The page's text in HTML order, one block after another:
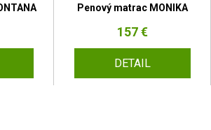
Penový matrac MONIKA
157 €
DETAIL